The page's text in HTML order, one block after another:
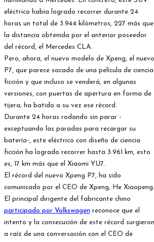
eléctrico había logrado recorrer durante 24
horas un total de 3.944 kilómetros, 227 más que
la distancia obtenida por el anterior poseedor
del récord, el Mercedes CLA.
Pero, ahora, el nuevo modelo de Xpeng, el nuevo
P7, que parece sacado de una película de ciencia
ficción y que incluso se venderá, en algunas
versiones, con puertas de apertura en forma de
tijera; ha batido a su vez ese récord.
Durante 24 horas rodando sin parar -
exceptuando las paradas para recargar su
batería-, este eléctrico con diseño de ciencia
ficción ha logrado recorrer hasta 3.961 km, esto
es, 17 km más que el Xiaomi YU7.
El récord del nuevo Xpeng P7, ha sido
comunicado por el CEO de Xpeng, He Xiaopeng.
El principal dirigente del fabricante chino
participado por Volkswagen reconoce que el
intento y la consecución de este récord surgieron
a raíz de una conversación con el CEO de